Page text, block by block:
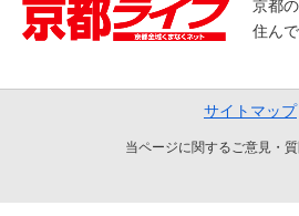
京都
住ん
サイトマップ
当ページに関するご意見・